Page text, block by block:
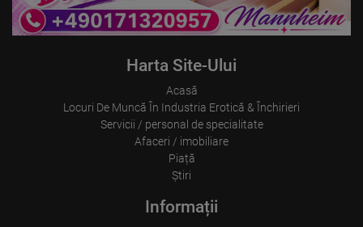
Harta Site-Ului
Acasă
Locuri De Muncă În Industria Erotică & Închirieri
Servicii / personal de specialitate
Afaceri / imobiliare
Piață
Ştiri
Informații